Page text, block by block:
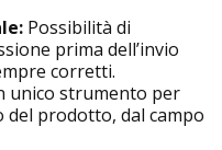
Possibilità di
prima dell’invio
corretti.
unico strumento per
prodotto, dal campo